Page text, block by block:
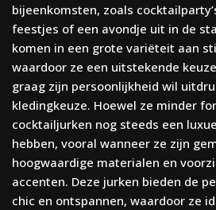
bijeenkomsten, zoals
feestjes of een avondje uit in de
komen in een grote variëteit aan
waardoor ze een uitstekende
graag zijn persoonlijkheid wil
kledingkeuze. Hoewel ze minder
cocktailjurken nog steeds een
hebben, vooral wanneer ze zijn
hoogwaardige materialen en
accenten. Deze jurken bieden de
chic en ontspannen, waardoor ze